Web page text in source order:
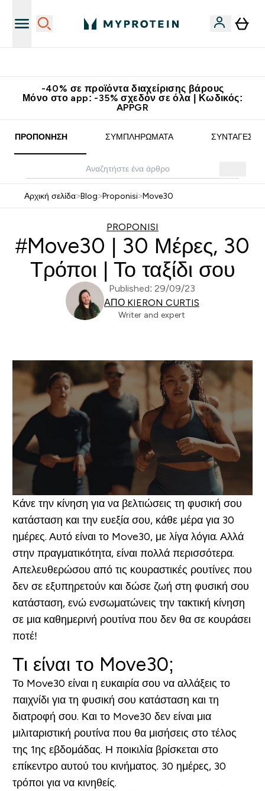
-40% σε προϊόντα διαχείρισης βάρους
Μόνο στο app: -35% σχεδόν σε όλα | Κωδικός:
APPGR
ΠΡΟΠΌΝΗΣΗ ΣΥΜΠΛΗΡΏΜΑΤΑ ΣΥΝΤΑΓΈΣ
Αρχική σελίδα>Blog>Proponisi>Move30
PROPONISI
#Move30 | 30 Μέρες, 30
Τρόποι | Το ταξίδι σου
Published: 29/09/23
ΑΠΌ KIERON CURTIS
Writer and expert
Κάνε την κίνηση για να βελτιώσεις τη φυσική σου
κατάσταση και την ευεξία σου, κάθε μέρα για 30
ημέρες. Αυτό είναι το Move30, με λίγα λόγια. Αλλά
στην πραγματικότητα, είναι πολλά περισσότερα.
Απελευθερώσου από τις κουραστικές ρουτίνες που
δεν σε εξυπηρετούν και δώσε ζωή στη φυσική σου
κατάσταση, ενώ ενσωματώνεις την τακτική κίνηση
σε μια καθημερινή ρουτίνα που δεν θα σε κουράσει
ποτέ!
Τι είναι το Move30;
Το Move30 είναι η ευκαιρία σου να αλλάξεις το
παιχνίδι για τη φυσική σου κατάσταση και τη
διατροφή σου. Και το Move30 δεν είναι μια
μιλιταριστική ρουτίνα που θα μισήσεις στο τέλος
της 1ης εβδομάδας. Η ποικιλία βρίσκεται στο
επίκεντρο αυτού του κινήματος. 30 ημέρες, 30
τρόποι για να κινηθείς.